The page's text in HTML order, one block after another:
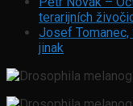
terarijních
Josef Tomanec,
jinak